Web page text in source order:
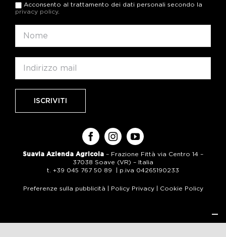
Acconsento al trattamento dei dati personali secondo la
privacy policy.
Suavia Azienda Agricola – Frazione Fittà via Centro 14 –
37038 Soave (VR) – Italia
t. +39 045 767 50 89 | p.iva 04265190233
Preferenze sulla pubblicità | Policy Privacy| Cookie Policy